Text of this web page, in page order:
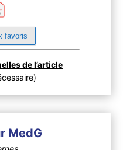
favoris
de l’article
MedG